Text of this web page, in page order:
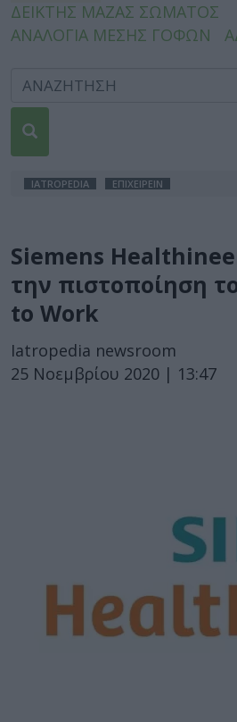
ΔΕΙΚΤΗΣ ΜΑΖΑΣ ΣΩΜΑΤΟΣ
ΑΝΑΛΟΓΙΑ ΜΕΣΗΣ ΓΟΦΩΝ
IATROPEDIA ΕΠΙΧΕΙΡΕΙΝ
Siemens
την πιστοποίηση
to Work
Iatropedia newsroom
25 Νοεμβρίου 2020 | 13:47